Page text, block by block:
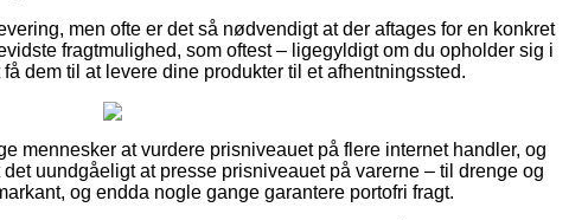
men ofte er det så nødvendigt at der aftages for en konkret
fragtmulighed, som oftest – ligegyldigt om du opholder sig i
dem til at levere dine produkter til et afhentningssted.
mennesker at vurdere prisniveauet på flere internet handler, og
uundgåeligt at presse prisniveauet på varerne – til drenge og
og endda nogle gange garantere portofri fragt.